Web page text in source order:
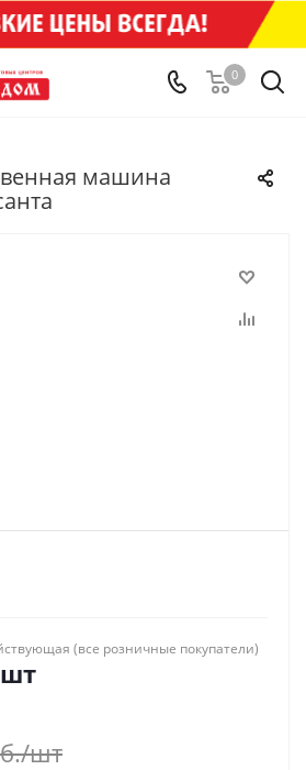
0
машина
(все розничные покупатели)
/шт